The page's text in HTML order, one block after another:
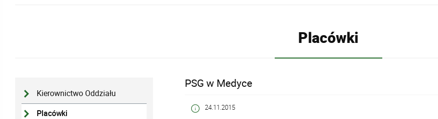
Placówki
Kierownictwo Oddziału
Placówki
PSG w Medyce
24.11.2015